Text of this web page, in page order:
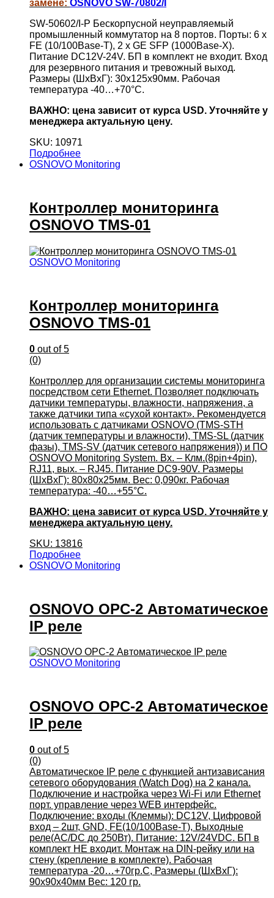
замене: OSNOVO SW-70802/I
SW-50602/I-P Бескорпусной неуправляемый
промышленный коммутатор на 8 портов. Порты: 6 x
FE (10/100Base-T), 2 x GE SFP (1000Base-X).
Питание DC12V-24V. БП в комплект не входит. Вход
для резервного питания и тревожный выход.
Размеры (ШхВхГ): 30x125x90мм. Рабочая
температура -40…+70°C.
ВАЖНО: цена зависит от курса USD. Уточняйте у
менеджера актуальную цену.
SKU: 10971
Подробнее
OSNOVO Monitoring
Контроллер мониторинга
OSNOVO TMS-01
OSNOVO Monitoring
Контроллер мониторинга
OSNOVO TMS-01
0 out of 5
(0)
Контроллер для организации системы мониторинга
посредством сети Ethernet. Позволяет подключать
датчики температуры, влажности, напряжения, а
также датчики типа «сухой контакт». Рекомендуется
использовать с датчиками OSNOVO (TMS-STH
(датчик температуры и влажности), TMS-SL (датчик
фазы), TMS-SV (датчик сетевого напряжения)) и ПО
OSNOVO Monitoring System. Вх. – Клм.(8pin+4pin),
RJ11, вых. – RJ45. Питание DC9-90V. Размеры
(ШхВхГ): 80х80х25мм. Вес: 0,090кг. Рабочая
температура: -40…+55°С.
ВАЖНО: цена зависит от курса USD. Уточняйте у
менеджера актуальную цену.
SKU: 13816
Подробнее
OSNOVO Monitoring
OSNOVO OPC-2 Автоматическое
IP реле
OSNOVO Monitoring
OSNOVO OPC-2 Автоматическое
IP реле
0 out of 5
(0)
Автоматическое IP реле с функцией антизависания
сетевого оборудования (Watch Dog) на 2 канала.
Подключение и настройка через Wi-Fi или Ethernet
порт. управление через WEB интерфейс.
Подключение: входы (Клеммы): DC12V, Цифровой
вход – 2шт, GND, FE(10/100Base-T), Выходные
реле(AC/DC до 250Вт). Питание: 12V/24VDC. БП в
комплект НЕ входит. Монтаж на DIN-рейку или на
стену (крепление в комплекте). Рабочая
температура -20…+70гр.С, Размеры (ШxВxГ):
90х90х40мм Вес: 120 гр.